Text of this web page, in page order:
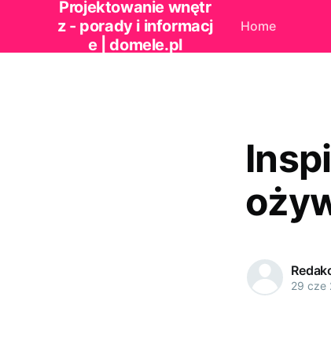
Projektowanie wnętr
z - porady i informacj
e | domele.pl
Home
29 cze